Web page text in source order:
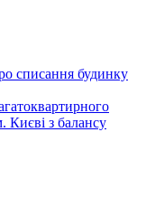
списання будинку
Києві з балансу